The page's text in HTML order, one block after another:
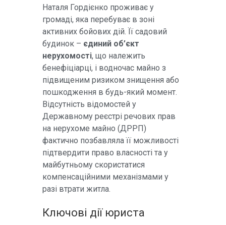
Наталя Гордієнко проживає у
громаді, яка перебуває в зоні
активних бойових дій. Її садовий
будинок – єдиний об’єкт
нерухомості, що належить
бенефіціарці, і водночас майно з
підвищеним ризиком знищення або
пошкодження в будь-який момент.
Відсутність відомостей у
Державному реєстрі речових прав
на нерухоме майно (ДРРП)
фактично позбавляла її можливості
підтвердити право власності та у
майбутньому скористатися
компенсаційними механізмами у
разі втрати житла.
Ключові дії юриста